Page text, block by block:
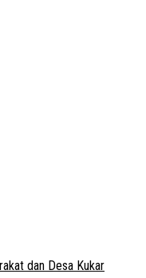
dan Desa Kukar